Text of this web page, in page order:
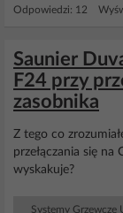
Odpowiedzi: 12
Saunier
F24 przy
zasobnika
Z tego co
przełączania się na
wyskakuje?
Systemy Grzewcze